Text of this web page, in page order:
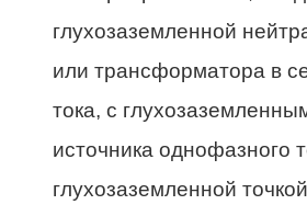
глухозаземленной
или трансформатора в
тока, с
источника однофазного
глухозаземленной